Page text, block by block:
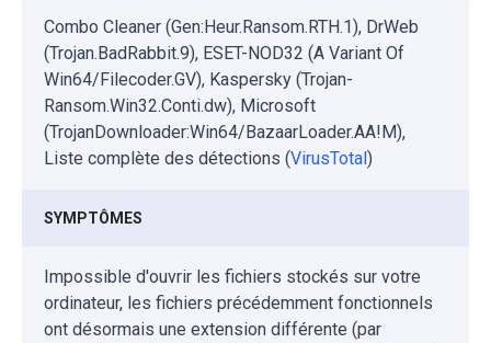
Combo Cleaner (Gen:Heur.Ransom.RTH.1), DrWeb
(Trojan.BadRabbit.9), ESET-NOD32 (A Variant Of
Win64/Filecoder.GV), Kaspersky (Trojan-
Ransom.Win32.Conti.dw), Microsoft
(TrojanDownloader:Win64/BazaarLoader.AA!M),
Liste complète des détections (VirusTotal)
SYMPTÔMES
Impossible d'ouvrir les fichiers stockés sur votre
ordinateur, les fichiers précédemment fonctionnels
ont désormais une extension différente (par